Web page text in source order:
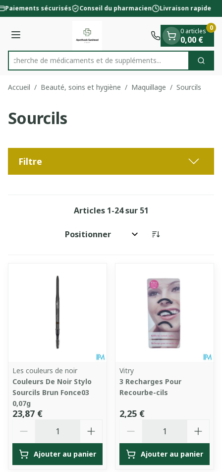
Aller au contenu
1 de 1
Paiements sécurisés Conseil du pharmacien Livraison rapide
Menu
Rechercher
Recherche de médicaments et de
0 articles
0,00 €
0
Accueil / Beauté, soins et hygiène / Maquillage / Sourcils
Sourcils
Filtre
Articles 1-24sur 51
Trier par:
Les couleurs de noir
Couleurs De Noir Stylo
Sourcils Brun Fonce03
0,07g
23,87 €
Ajouter au panier
Vitry
3 Recharges Pour
Recourbe-cils
2,25 €
Ajouter au panier